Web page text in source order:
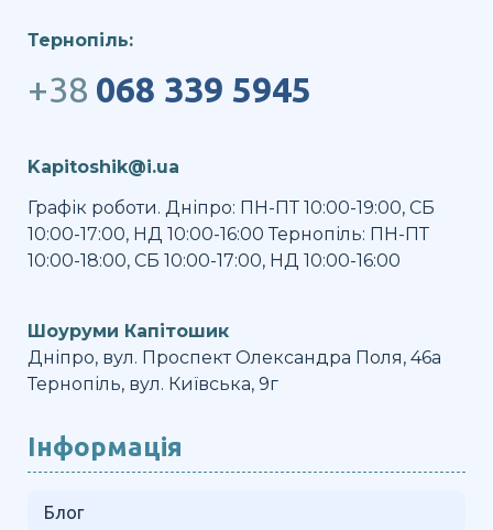
Тернопіль:
+38 068 339 5945
Kapitoshik@i.ua
Графік роботи. Дніпро: ПН-ПТ 10:00-19:00, СБ
10:00-17:00, НД 10:00-16:00 Тернопіль: ПН-ПТ
10:00-18:00, СБ 10:00-17:00, НД 10:00-16:00
Шоуруми Капітошик
Дніпро, вул. Проспект Олександра Поля, 46а
Тернопіль, вул. Київська, 9г
Інформація
Блог